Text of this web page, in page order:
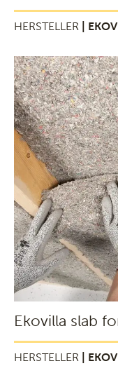
HERSTELLER |
Ekovilla slab
HERSTELLER |